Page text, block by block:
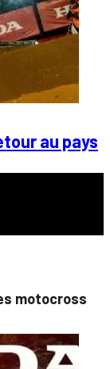
au pays
motocross